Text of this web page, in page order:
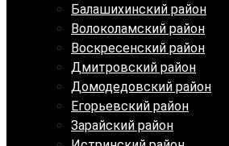
Балашихинский район
Волоколамский район
Воскресенский район
Дмитровский район
Домодедовский район
Егорьевский район
Зарайский район